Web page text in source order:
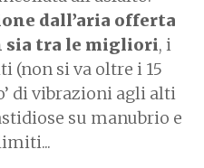
dall’aria offerta
sia tra le migliori, i
(non si va oltre i 15
di vibrazioni agli alti
su manubrio e